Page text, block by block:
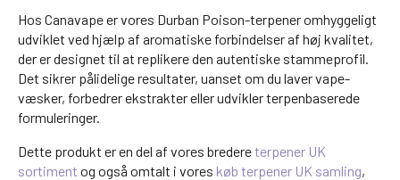
Hos Canavape er vores Durban Poison-terpener omhyggeligt
udviklet ved hjælp af aromatiske forbindelser af høj kvalitet,
der er designet til at replikere den autentiske stammeprofil.
Det sikrer pålidelige resultater, uanset om du laver vape-
væsker, forbedrer ekstrakter eller udvikler terpenbaserede
formuleringer.
Dette produkt er en del af vores bredereterpener UK
sortiment og også omtalt i vores køb terpener UK samling,